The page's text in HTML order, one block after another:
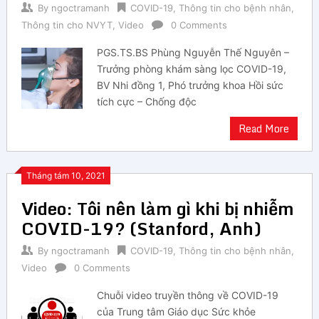
By ngoctramanh COVID-19 Thông tin cho bệnh nhân
Thông tin cho NVYT, Video 0 Comments
PGS.TS.BS Phùng Nguyễn Thế Nguyên –
Trưởng phòng khám sàng lọc COVID-19,
BV Nhi đồng 1, Phó trưởng khoa Hồi sức
tích cực – Chống độc
Read More
Tháng tám 10, 2021
Video: Tôi nên làm gì khi bị nhiễm
COVID-19? (Stanford, Anh)
By ngoctramanh COVID-19 Thông tin cho bệnh nhân
Video
0 Comments
Chuỗi video truyền thông về COVID-19
của Trung tâm Giáo dục Sức khỏe